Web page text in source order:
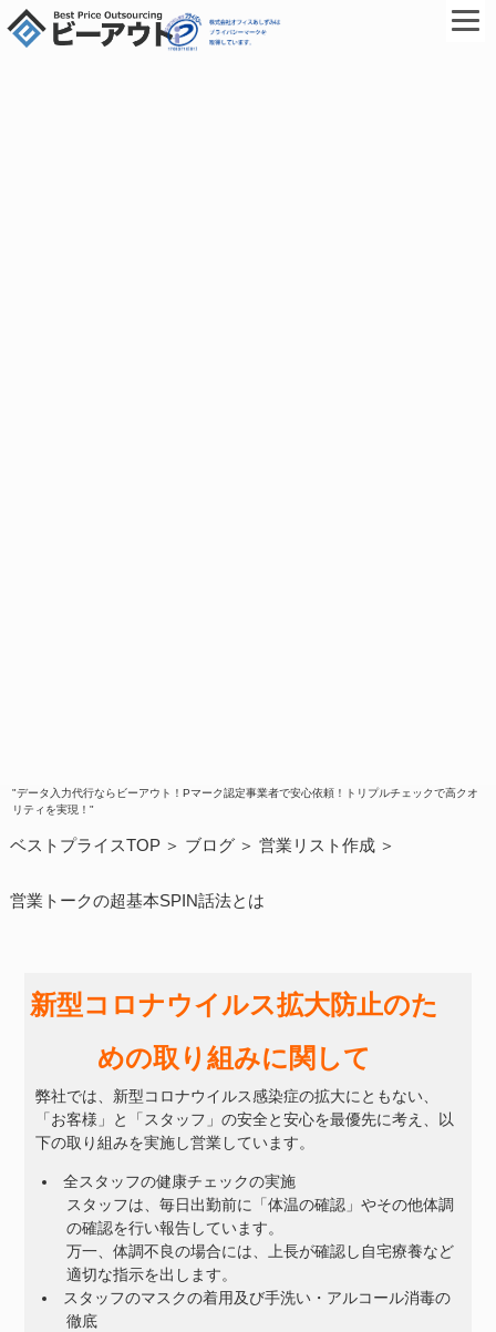
"データ入力代行ならビーアウト！Pマーク認定事業者で安心依頼！トリプルチェックで高クオ
リティを実現！"
ベストプライスTOP ブログ 営業リスト作成
営業トークの超基本SPIN話法とは
新型コロナウイルス拡大防止のた
めの取り組みに関して
弊社では、新型コロナウイルス感染症の拡大にともない、
「お客様」と「スタッフ」の安全と安心を最優先に考え、以
下の取り組みを実施し営業しています。
全スタッフの健康チェックの実施
スタッフは、毎日出勤前に「体温の確認」やその他体調
の確認を行い報告しています。
万一、体調不良の場合には、上長が確認し自宅療養など
適切な指示を出します。
スタッフのマスクの着用及び手洗い・アルコール消毒の
徹底